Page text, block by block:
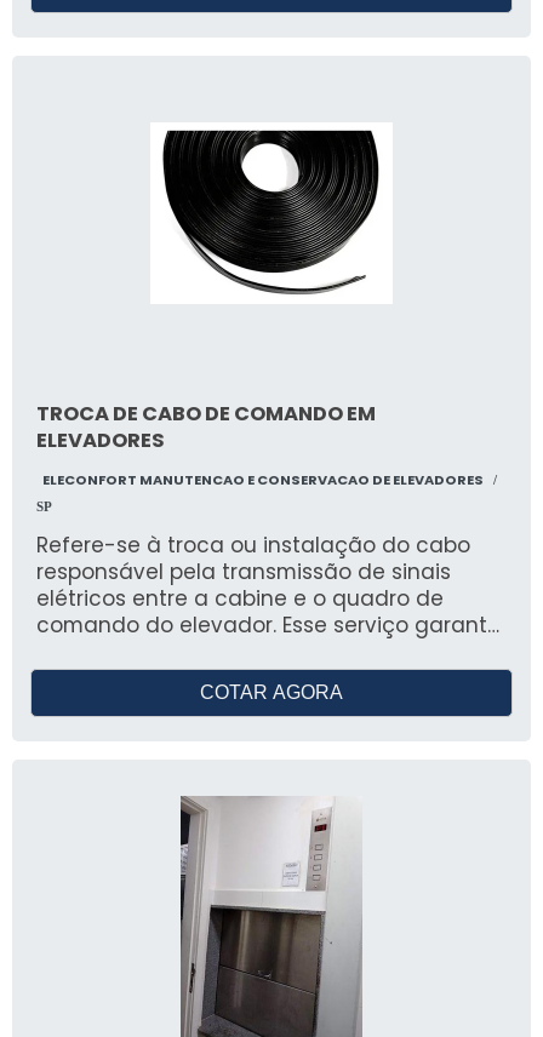
TROCA DE CABO DE COMANDO EM
ELEVADORES
ELECONFORT MANUTENCAO E CONSERVACAO DE ELEVADORES
/
SP
Refere-se à troca ou instalação do cabo
responsável pela transmissão de sinais
elétricos entre a cabine e o quadro de
comando do elevador. Esse serviço garante
controle, melhora a performance e previne
falhas operacionais causadas por
COTAR AGORA